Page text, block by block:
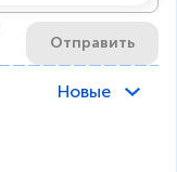
Отправить
Новые